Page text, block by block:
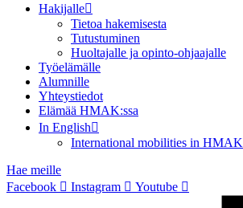
Hakijalle
Tietoa hakemisesta
Tutustuminen
Huoltajalle ja opinto-ohjaajalle
Työelämälle
Alumnille
Yhteystiedot
Elämää HMAK:ssa
In English
International mobilities in HMAK
Hae meille
Facebook
Instagram Youtube